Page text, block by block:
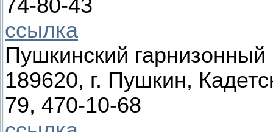
74-80-43
ссылка
Пушкинский
189620, г. Пушкин,
79, 470-10-68